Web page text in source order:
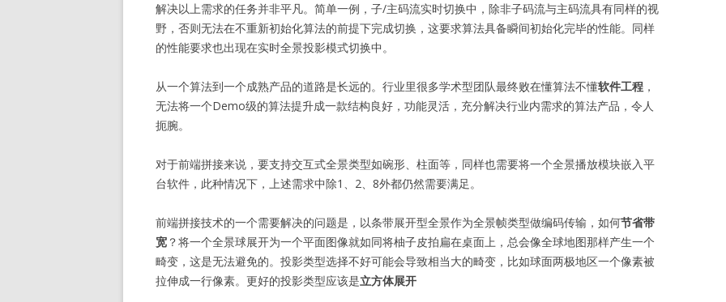
解决以上需求的任务并非平凡。简单一例，子/主码流实时切换中，除非子码流与主码流具有同样的视
野，否则无法在不重新初始化算法的前提下完成切换，这要求算法具备瞬间初始化完毕的性能。同样
的性能要求也出现在实时全景投影模式切换中。
从一个算法到一个成熟产品的道路是长远的。行业里很多学术型团队最终败在懂算法不懂软件工程 ，
无法将一个Demo级的算法提升成一款结构良好，功能灵活，充分解决行业内需求的算法产品，令人
扼腕。
对于前端拼接来说，要支持交互式全景类型如碗形、柱面等，同样也需要将一个全景播放模块嵌入平
台软件，此种情况下，上述需求中除1、2、8外都仍然需要满足。
前端拼接技术的一个需要解决的问题是，以条带展开型全景作为全景帧类型做编码传输，如何节省带
宽 ？将一个全景球展开为一个平面图像就如同将柚子皮拍扁在桌面上，总会像全球地图那样产生一个
畸变，这是无法避免的。投影类型选择不好可能会导致相当大的畸变，比如球面两极地区一个像素被
拉伸成一行像素。更好的投影类型应该是立方体展开